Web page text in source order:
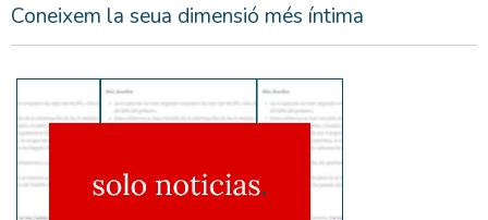
Coneixem la seua dimensió més íntima